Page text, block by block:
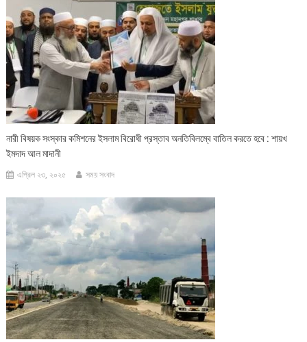
নারী বিষয়ক সংস্কার কমিশনের ইসলাম বিরোধী প্রস্তাব অনতিবিলম্বে বাতিল করতে হবে : শায়খ
ইমদাদ আল মাদানী
এপ্রিল ২৩, ২০২৫ সময় সংবাদ